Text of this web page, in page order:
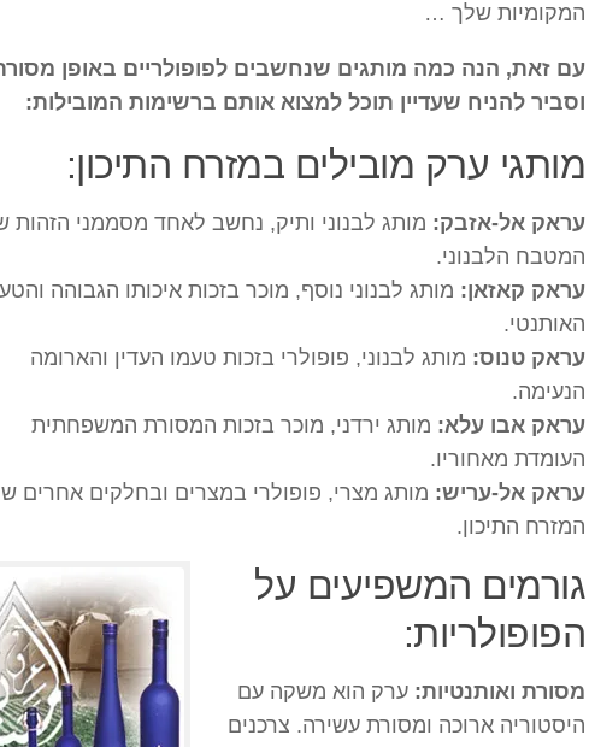
המקומיות שלך …
עם זאת, הנה כמה מותגים שנחשבים לפופולריים באופן
וסביר להניח שעדיין תוכל למצוא אותם ברשימות המובילות:
מותגי ערק מובילים במזרח התיכון:
עראק אל-אזבק: מותג לבנוני ותיק, נחשב לאחד מסממני הזהות
המטבח הלבנוני.
עראק קאזאן: מותג לבנוני נוסף, מוכר בזכות איכותו הגבוהה
האותנטי.
עראק טנוס: מותג לבנוני, פופולרי בזכות טעמו העדין והארומה
הנעימה.
עראק אבו עלא: מותג ירדני, מוכר בזכות המסורת המשפחתית
העומדת מאחוריו.
עראק אל-עריש: מותג מצרי, פופולרי במצרים ובחלקים אחרים
המזרח התיכון.
גורמים המשפיעים על
הפופולריות:
מסורת ואותנטיות: ערק הוא משקה עם
היסטוריה ארוכה ומסורת עשירה. צרכנים